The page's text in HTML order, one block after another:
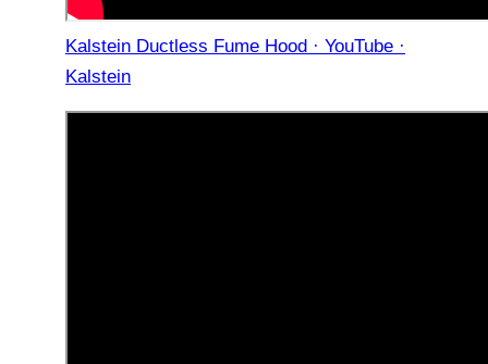
Kalstein Ductless Fume Hood · YouTube ·
Kalstein